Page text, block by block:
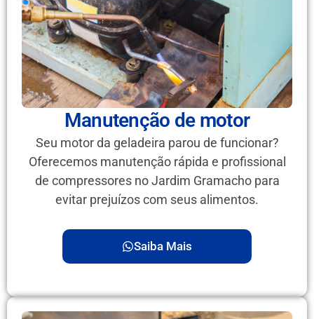
Manutenção de motor
Seu motor da geladeira parou de funcionar?
Oferecemos manutenção rápida e profissional
de compressores no Jardim Gramacho para
evitar prejuízos com seus alimentos.
Saiba Mais